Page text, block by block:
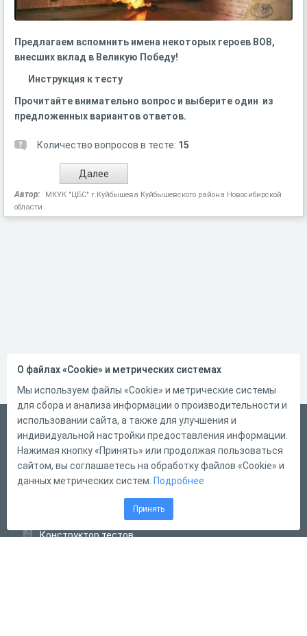
Предлагаем вспомнить имена некоторых героев ВОВ,
внесших вклад в Великую Победу!
Инструкция к тесту
Прочитайте внимательно вопрос и выберите один из
предложенных вариантов ответов.
Количество вопросов в тесте: 15
Автор:
МКУК "ЦБС" г.Куйбышева Куйбышевского района Новосибирской
области
Русский
Справка
Форма обратной связи
Конструктор тестов
О файлах «Cookie» и метрических системах
Мы используем файлы «Cookie» и метрические системы
для сбора и анализа информации о производительности и
использовании сайта, а также для улучшения и
индивидуальной настройки предоставления информации.
Нажимая кнопку «Принять» или продолжая пользоваться
сайтом, вы соглашаетесь на обработку файлов «Cookie» и
данных метрических систем. Подробнее
Принять